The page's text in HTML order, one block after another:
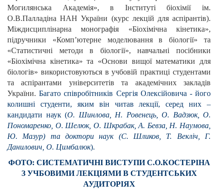
Могилянська Академія», в Інституті біохімії ім.
О.В.Палладіна НАН України (курс лекцій для аспірантів).
Міждисциплінарна монографія «Біохімічна кінетика»,
підручники «Комп’ютерне моделювання в біології» та
«Статистичні методи в біології», навчальні посібники
«Біохімічна кінетика» та «Основи вищої математики для
біологів» використовуються в учбовій практиці студентами
та аспірантами університетів та академічних закладів
України.Багато співробітників Сергія Олексійовича - його
колишні студенти, яким він читав лекції, серед них –
кандидати наук (О. Шинлова, Н. Ровенець, О. Вадзюк, О.
Пономаренко, О. Шелюк, О. Шкрабак, А. Бевза, Н. Наумова,
Ю. Мазур) та доктори наук (С. Шликов, Т. Векліч, Г.
Данилович, О. Цимбалюк).
ФОТО: СИСТЕМАТИЧНІ ВИСТУПИ С.О.КОСТЕРІНА
З УЧБОВИМИ ЛЕКЦІЯМИ В СТУДЕНТСЬКИХ
АУДИТОРІЯХ